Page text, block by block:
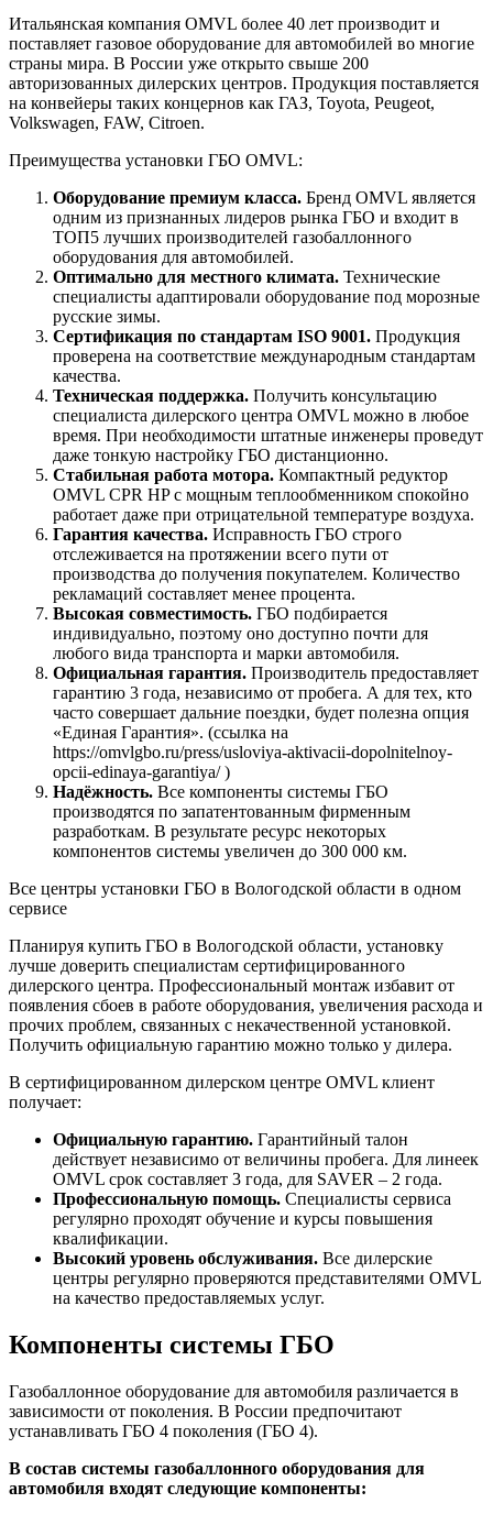
Итальянская компания OMVL более 40 лет производит и
поставляет газовое оборудование для автомобилей во многие
страны мира. В России уже открыто свыше 200
авторизованных дилерских центров. Продукция поставляется
на конвейеры таких концернов как ГАЗ, Toyota, Peugeot,
Volkswagen, FAW, Citroen.
Преимущества установки ГБО OMVL:
Оборудование премиум класса. Бренд OMVL является
одним из признанных лидеров рынка ГБО и входит в
ТОП5 лучших производителей газобаллонного
оборудования для автомобилей.
Оптимально для местного климата. Технические
специалисты адаптировали оборудование под морозные
русские зимы.
Сертификация по стандартам ISO 9001. Продукция
проверена на соответствие международным стандартам
качества.
Техническая поддержка. Получить консультацию
специалиста дилерского центра OMVL можно в любое
время. При необходимости штатные инженеры проведут
даже тонкую настройку ГБО дистанционно.
Стабильная работа мотора. Компактный редуктор
OMVL CPR HP с мощным теплообменником спокойно
работает даже при отрицательной температуре воздуха.
Гарантия качества. Исправность ГБО строго
отслеживается на протяжении всего пути от
производства до получения покупателем. Количество
рекламаций составляет менее процента.
Высокая совместимость. ГБО подбирается
индивидуально, поэтому оно доступно почти для
любого вида транспорта и марки автомобиля.
Официальная гарантия. Производитель предоставляет
гарантию 3 года, независимо от пробега. А для тех, кто
часто совершает дальние поездки, будет полезна опция
«Единая Гарантия». (ссылка на
https://omvlgbo.ru/press/usloviya-aktivacii-dopolnitelnoy-
opcii-edinaya-garantiya/ )
Надёжность. Все компоненты системы ГБО
производятся по запатентованным фирменным
разработкам. В результате ресурс некоторых
компонентов системы увеличен до 300 000 км.
Все центры установки ГБО в Вологодской области в одном
сервисе
Планируя купить ГБО в Вологодской области, установку
лучше доверить специалистам сертифицированного
дилерского центра. Профессиональный монтаж избавит от
появления сбоев в работе оборудования, увеличения расхода и
прочих проблем, связанных с некачественной установкой.
Получить официальную гарантию можно только у дилера.
В сертифицированном дилерском центре OMVL клиент
получает:
Официальную гарантию. Гарантийный талон
действует независимо от величины пробега. Для линеек
OMVL срок составляет 3 года, для SAVER – 2 года.
Профессиональную помощь. Специалисты сервиса
регулярно проходят обучение и курсы повышения
квалификации.
Высокий уровень обслуживания. Все дилерские
центры регулярно проверяются представителями OMVL
на качество предоставляемых услуг.
Компоненты системы ГБО
Газобаллонное оборудование для автомобиля различается в
зависимости от поколения. В России предпочитают
устанавливать ГБО 4 поколения (ГБО 4).
В состав системы газобаллонного оборудования для
автомобиля входят следующие компоненты: